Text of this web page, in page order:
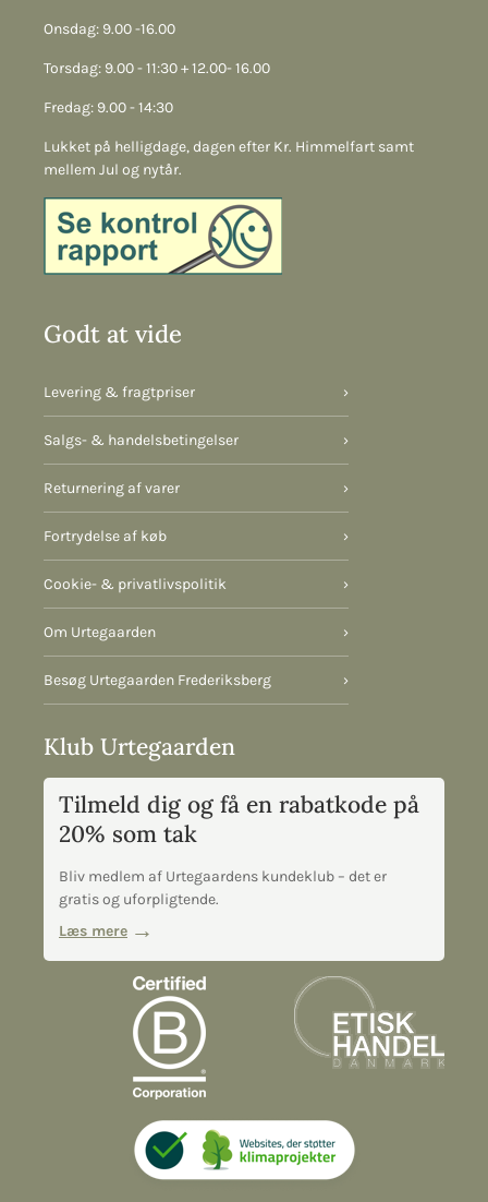
Onsdag: 9.00 -16.00
Torsdag: 9.00 - 11:30 + 12.00- 16.00
Fredag: 9.00 - 14:30
Lukket på helligdage, dagen efter Kr. Himmelfart samt
mellem Jul og nytår.
Godt at vide
Levering & fragtpriser ›
Salgs- & handelsbetingelser ›
Returnering af varer ›
Fortrydelse af køb ›
Cookie- & privatlivspolitik ›
Om Urtegaarden ›
Besøg Urtegaarden Frederiksberg ›
Klub Urtegaarden
Tilmeld dig og få en rabatkode på
20% som tak
Bliv medlem af Urtegaardens kundeklub – det er
gratis og uforpligtende.
Læs mere